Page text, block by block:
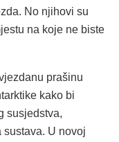
No njihovi su
na koje ne biste
prašinu
kako bi
susjedstva,
U novoj